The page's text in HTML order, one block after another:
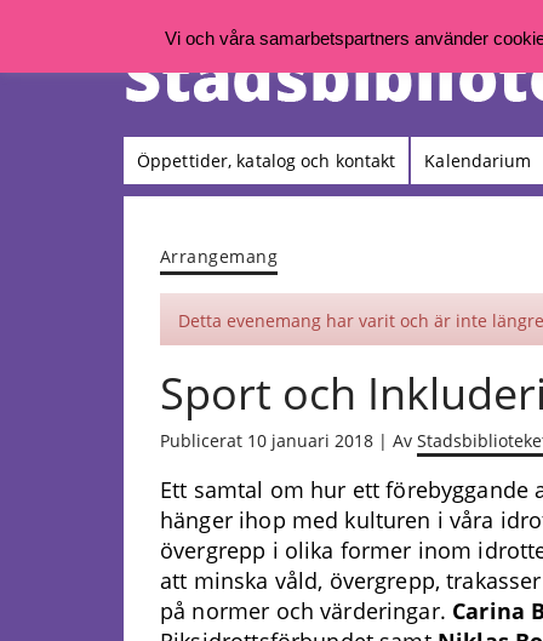
Öppettider, katalog och kontakt Kalendarium
Arrangemang
Detta evenemang har varit och är inte
Sport och
Publicerat 10 januari 2018 | Av
Ett samtal om hur ett
hänger ihop med kulturen i våra
övergrepp i olika former inom
att minska våld, övergrepp,
på normer och värderingar. Carina
Vi och våra samarbetspartners använder